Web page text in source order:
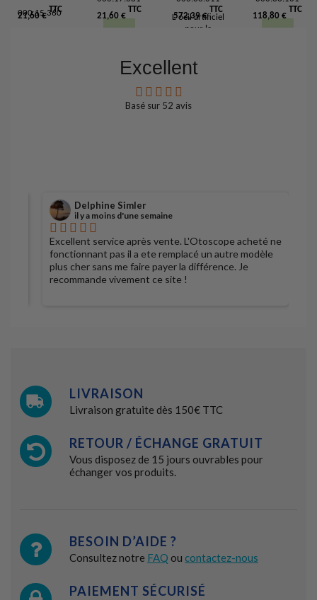
000.15.360
21,60 €
TTC
21,60 €
TTC
L´oeil artificiel
pour la
´entraînement
et l
´enseignement
572,39 €
TTC
au
118,80 €
TTC
Excellent
Basé sur 52 avis
Delphine Simler
il y a moins d'une semaine
Excellent service après vente. L'Otoscope acheté ne
fonctionnant pas il a ete remplacé un autre modèle
plus cher sans me faire payer la différence. Je
recommande vivement ce site !
LIVRAISON
Livraison gratuite dès 150€ TTC
RETOUR / ÉCHANGE GRATUIT
Vous disposez de 15 jours ouvrables pour
échanger vos produits.
BESOIN D’AIDE ?
Consultez notre FAQ ou contactez-nous
PAIEMENT SÉCURISÉ